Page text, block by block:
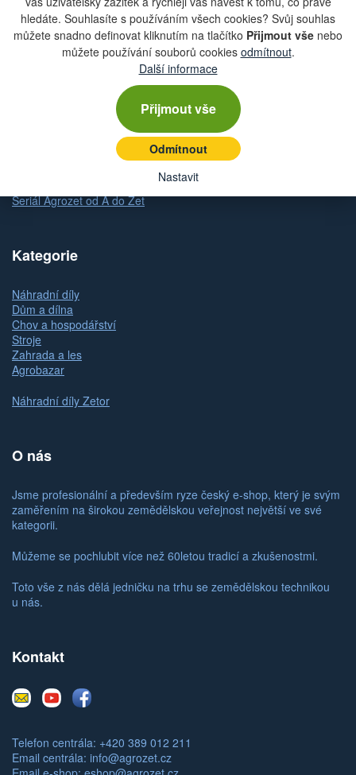
hledáte. Souhlasíte s používáním všech cookies? Svůj souhlas
můžete snadno definovat kliknutím na tlačítko Přijmout vše nebo
můžete používání souborů cookies odmítnout.
Další informace
Přijmout vše
Odmítnout
Nastavit
Obchodní podmínky
Zásady ochrany osobních údajů (GDPR)
Nastavení cookies
Odstoupení od kupní smlouvy
Seriál Agrozet od A do Zet
Kategorie
Náhradní díly
Dům a dílna
Chov a hospodářství
Stroje
Zahrada a les
Agrobazar
Náhradní díly Zetor
O nás
Jsme profesionální a především ryze český e-shop, který je svým
zaměřením na širokou zemědělskou veřejnost největší ve své
kategorii.
Můžeme se pochlubit více než 60letou tradicí a zkušenostmi.
Toto vše z nás dělá jedničku na trhu se zemědělskou technikou
u nás.
Kontakt
E-
mail
YoutubeFacebook
Telefon centrála: +420 389 012 211
Email centrála: info@agrozet.cz